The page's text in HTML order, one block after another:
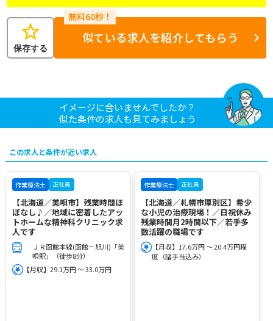
star
保存する
似ている求人を紹介してもらう
イメージに合いませんでしたか？
似た条件の求人も見てみましょう
この求人と条件が近い求人
作業療法士 正社員
【北海道／美唄市】残業時間ほ
ぼなし♪／地域に密着したアッ
トホームな精神科クリニック求
人です
ＪＲ函館本線(函館－旭川)「美
唄駅」（徒歩8分）
【月収】29.1万円 ～ 33.0万円
作業療法士 正社員
【北海道／札幌市厚別区】希少
な小児の治療現場！／日祝休み
残業時間月2時間以下／若手多
数活躍の職場です
【月収】17.6万円 ～ 20.4万円程
度（諸手当込み）